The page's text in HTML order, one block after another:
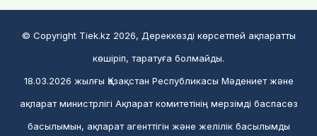
© Copyright Tiek.kz 2026, Дереккөзді көрсетпей ақпаратты
көшіріп, таратуға болмайды.
18.03.2026 жылғы Қазақстан Республикасы Мәдениет және
ақпарат министрлігі Ақпарат комитетінің мерзімді баспасөз
басылымын, ақпарат агенттігін және желілік басылымды